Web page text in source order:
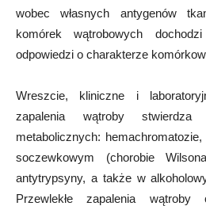
wobec własnych antygenów
komórek wątrobowych
odpowiedzi o charakterze
Wreszcie, kliniczne i
zapalenia wątroby
metabolicznych:
soczewkowym (chorobie
antytrypsyny, a także w
Przewlekłe zapalenia wątroby